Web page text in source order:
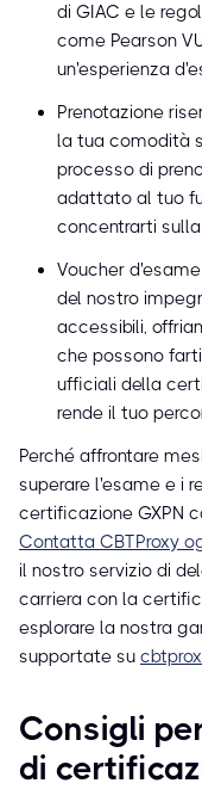
di GIAC e le
come Pearson
un'esperienza
Prenotazione
la tua comodità
processo di
adattato al tuo
concentrarti
Voucher
del nostro
accessibili,
che possono
ufficiali della
rende il tuo
Perché affrontare
superare l'esame e i
certificazione GXPN
Contatta CBTProxy
il nostro servizio di
carriera con la
esplorare la nostra
supportate su
Consigli
di